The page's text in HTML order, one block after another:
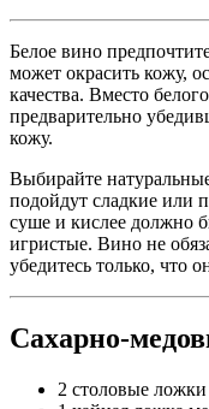
Белое вино
может окрасить кожу,
качества. Вместо
предварительно
кожу.
Выбирайте
подойдут сладкие или
суше и кислее должно
игристые. Вино не
убедитесь только, что
Сахарно-
2 столовые